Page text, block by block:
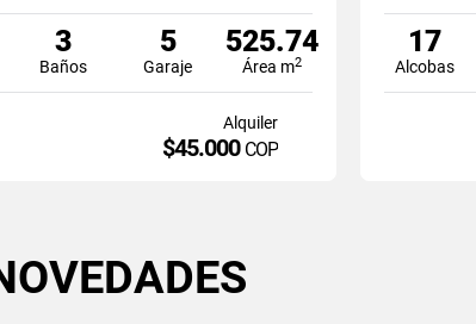
3
Baños
5
Garaje
525.74
Área m2
Alquiler
$45.000 COP
17
Alcobas